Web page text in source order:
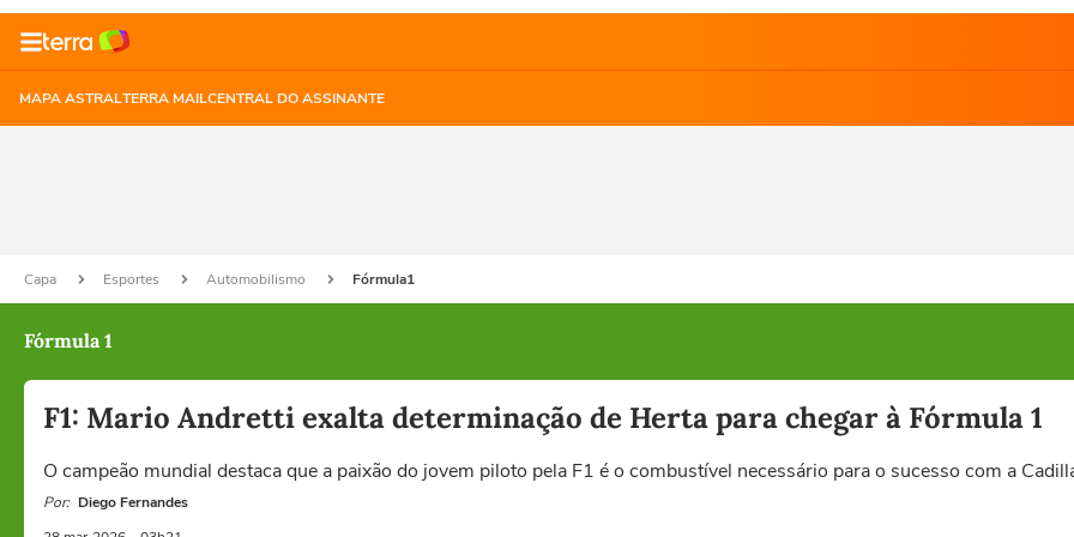
MAPA ASTRALTERRA MAILCENTRAL DO ASSINANTE
Capa Esportes Automobilismo Fórmula1
Fórmula 1
F1: Mario Andretti exalta determinação de Herta para chegar à Fórmula 1
O campeão mundial destaca que a paixão do jovem piloto pela F1 é o combustível necessário para o sucesso com a
Por: Diego Fernandes